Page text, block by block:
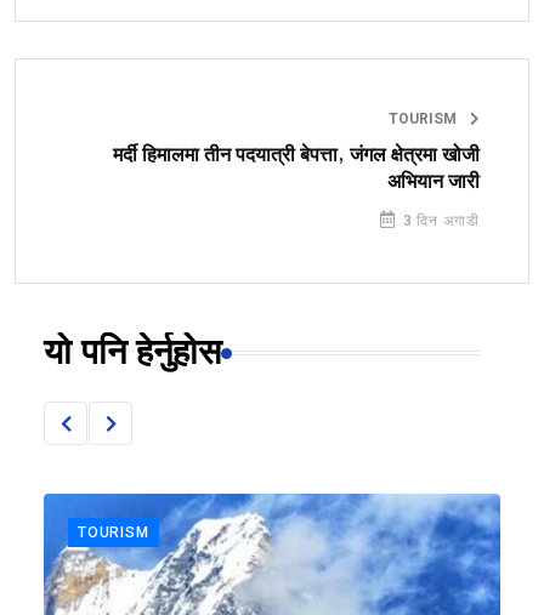
TOURISM
मर्दी हिमालमा तीन पदयात्री बेपत्ता, जंगल क्षेत्रमा खोजी
अभियान जारी
3 दिन अगाडी
यो पनि हेर्नुहोस
TOURISM